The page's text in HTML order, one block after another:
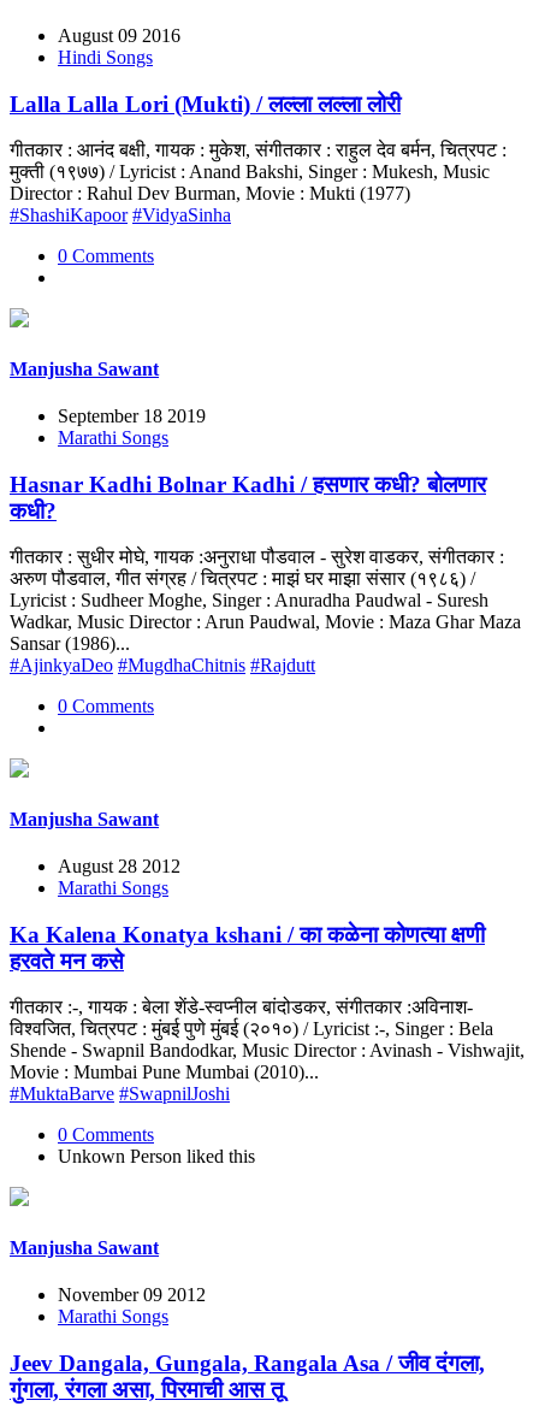
August 09 2016
Hindi Songs
Lalla Lalla Lori (Mukti) / लल्ला लल्ला लोरी
गीतकार : आनंद बक्षी, गायक : मुकेश, संगीतकार : राहुल देव बर्मन, चित्रपट :
मुक्ती (१९७७) / Lyricist : Anand Bakshi, Singer : Mukesh, Music
Director : Rahul Dev Burman, Movie : Mukti (1977)
#ShashiKapoor #VidyaSinha
0 Comments
Manjusha Sawant
September 18 2019
Marathi Songs
Hasnar Kadhi Bolnar Kadhi / हसणार कधी? बोलणार
कधी?
गीतकार : सुधीर मोघे, गायक :अनुराधा पौडवाल - सुरेश वाडकर, संगीतकार :
अरुण पौडवाल, गीत संग्रह / चित्रपट : माझं घर माझा संसार (१९८६) /
Lyricist : Sudheer Moghe, Singer : Anuradha Paudwal - Suresh
Wadkar, Music Director : Arun Paudwal, Movie : Maza Ghar Maza
Sansar (1986)...
#AjinkyaDeo #MugdhaChitnis #Rajdutt
0 Comments
Manjusha Sawant
August 28 2012
Marathi Songs
Ka Kalena Konatya kshani / का कळेना कोणत्या क्षणी
हरवते मन कसे
गीतकार :-, गायक : बेला शेंडे-स्वप्नील बांदोडकर, संगीतकार :अविनाश-
विश्वजित, चित्रपट : मुंबई पुणे मुंबई (२०१०) / Lyricist :-, Singer : Bela
Shende - Swapnil Bandodkar, Music Director : Avinash - Vishwajit,
Movie : Mumbai Pune Mumbai (2010)...
#MuktaBarve #SwapnilJoshi
0 Comments
Unkown Person liked this
Manjusha Sawant
November 09 2012
Marathi Songs
Jeev Dangala, Gungala, Rangala Asa / जीव दंगला,
गुंगला, रंगला असा, पिरमाची आस तू